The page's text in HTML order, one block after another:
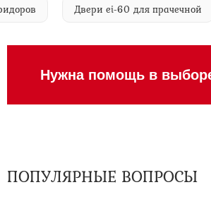
Двери ei-60 для
Нужна помощь в
ПОПУЛЯРНЫЕ ВОПРОСЫ